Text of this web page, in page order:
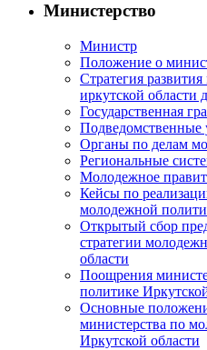
Министерство
Министр
Положение о
Стратегия
иркутской области
Государственная
Подведомственные
Органы по делам
Региональные
Молодежное
Кейсы по
молодежной
Открытый сбор
стратегии
области
Поощрения
политике
Основные
министерства по
Иркутской области